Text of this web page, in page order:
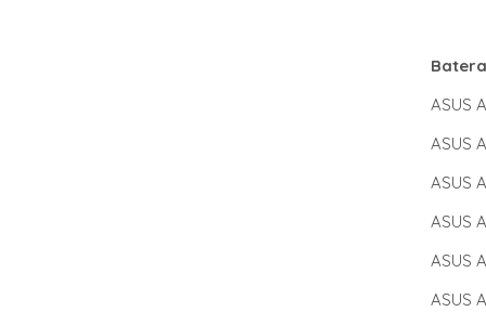
ASUS
ASUS
ASUS
ASUS
ASUS
ASUS